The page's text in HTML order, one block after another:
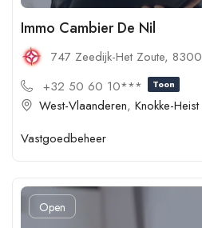
Immo Cambier De Nil
747 Zeedijk-Het Zoute, 8300
+32 50 60 10***
Toon
West-Vlaanderen, Knokke-Heist
Vastgoedbeheer
Open